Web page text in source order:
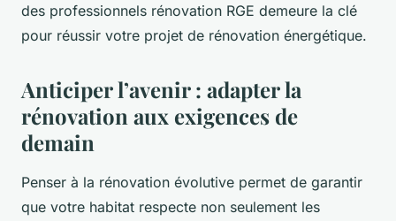
des professionnels rénovation RGE demeure la clé
pour réussir votre projet de rénovation énergétique.
Anticiper l’avenir : adapter la
rénovation aux exigences de
demain
Penser à la rénovation évolutive permet de garantir
que votre habitat respecte non seulement les